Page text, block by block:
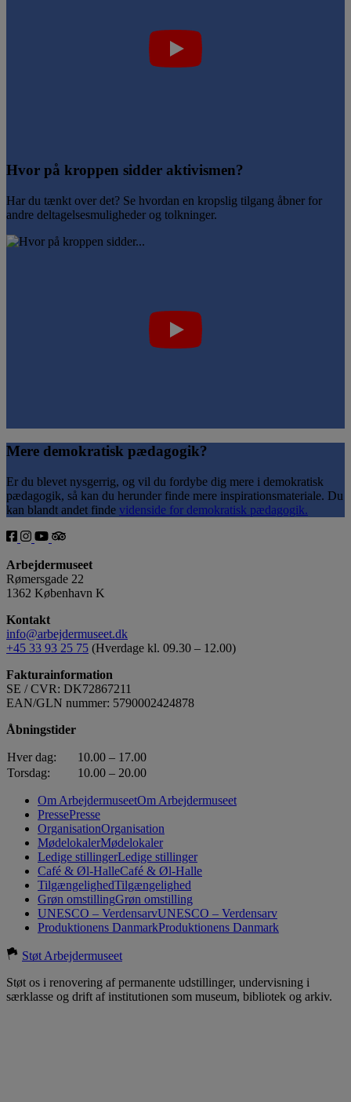
Hvor på kroppen sidder aktivismen?
Har du tænkt over det? Se hvordan en kropslig tilgang åbner for
andre deltagelsesmuligheder og tolkninger.
Mere demokratisk pædagogik?
Er du blevet nysgerrig, og vil du fordybe dig mere i demokratisk
pædagogik, så kan du herunder finde mere inspirationsmateriale. Du
kan blandt andet finde videnside for demokratisk pædagogik.
Arbejdermuseet
Rømersgade 22
1362 København K
Kontakt
info@arbejdermuseet.dk
+45 33 93 25 75 (Hverdage kl. 09.30 – 12.00)
Fakturainformation
SE / CVR: DK72867211
EAN/GLN nummer: 5790002424878
Åbningstider
Hver dag:
10.00 – 17.00
Torsdag:
10.00 – 20.00
Om ArbejdermuseetOm Arbejdermuseet
PressePresse
OrganisationOrganisation
MødelokalerMødelokaler
Ledige stillingerLedige stillinger
Café & Øl-HalleCafé & Øl-Halle
TilgængelighedTilgængelighed
Grøn omstillingGrøn omstilling
UNESCO – VerdensarvUNESCO – Verdensarv
Produktionens DanmarkProduktionens Danmark
Støt Arbejdermuseet
Støt os i renovering af permanente udstillinger, undervisning i
særklasse og drift af institutionen som museum, bibliotek og arkiv.